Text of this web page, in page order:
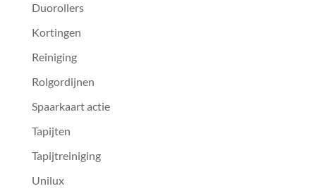
Duorollers
Kortingen
Reiniging
Rolgordijnen
Spaarkaart actie
Tapijten
Tapijtreiniging
Unilux